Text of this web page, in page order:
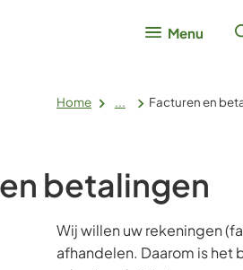
Menu
Home ... Facturen en
betalingen
Wij willen uw rekeningen
afhandelen. Daarom is het